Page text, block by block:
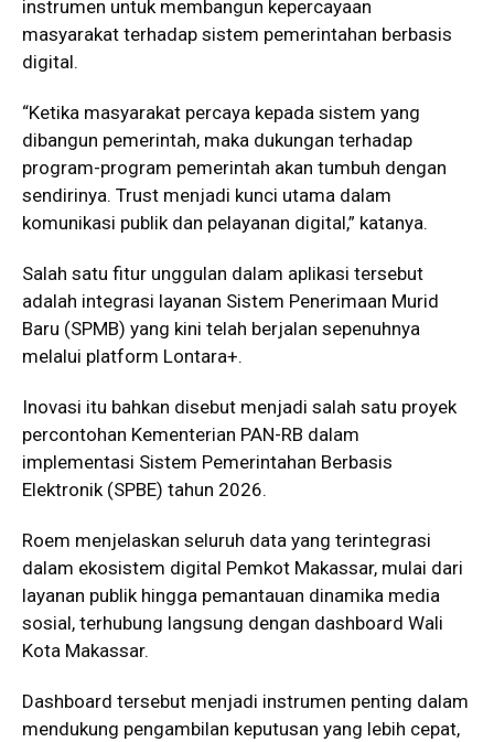
instrumen untuk membangun kepercayaan
masyarakat terhadap sistem pemerintahan berbasis
digital.
“Ketika masyarakat percaya kepada sistem yang
dibangun pemerintah, maka dukungan terhadap
program-program pemerintah akan tumbuh dengan
sendirinya. Trust menjadi kunci utama dalam
komunikasi publik dan pelayanan digital,” katanya.
Salah satu fitur unggulan dalam aplikasi tersebut
adalah integrasi layanan Sistem Penerimaan Murid
Baru (SPMB) yang kini telah berjalan sepenuhnya
melalui platform Lontara+.
Inovasi itu bahkan disebut menjadi salah satu proyek
percontohan Kementerian PAN-RB dalam
implementasi Sistem Pemerintahan Berbasis
Elektronik (SPBE) tahun 2026.
Roem menjelaskan seluruh data yang terintegrasi
dalam ekosistem digital Pemkot Makassar, mulai dari
layanan publik hingga pemantauan dinamika media
sosial, terhubung langsung dengan dashboard Wali
Kota Makassar.
Dashboard tersebut menjadi instrumen penting dalam
mendukung pengambilan keputusan yang lebih cepat,